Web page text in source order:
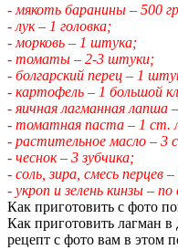
- мякоть баранины – 500
- лук – 1 головка;
- морковь – 1 штука;
- томаты – 2-3 штуки;
- болгарский перец – 1
- картофель – 1 большой
- яичная лагманная лапша
- томатная паста – 1 ст.
- растительное масло – 3
- чеснок – 3 зубчика;
- соль, зира, смесь перцев –
- укроп и зелень кинзы – по
Как приготовить с фото
Как приготовить лагман
рецепт с фото вам в этом